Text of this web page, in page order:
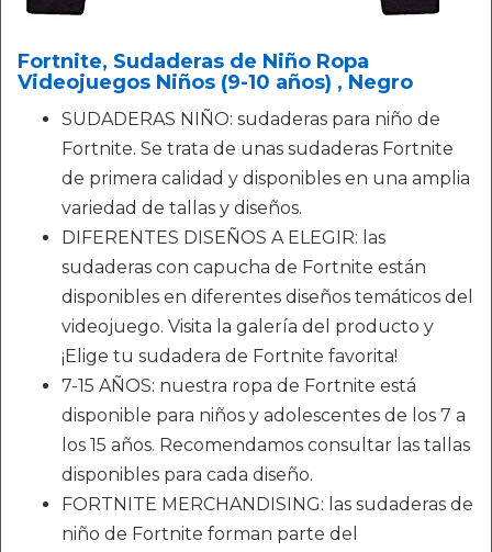
Fortnite, Sudaderas de Niño Ropa
Videojuegos Niños (9-10 años) , Negro
SUDADERAS NIÑO: sudaderas para niño de
Fortnite. Se trata de unas sudaderas Fortnite
de primera calidad y disponibles en una amplia
variedad de tallas y diseños.
DIFERENTES DISEÑOS A ELEGIR: las
sudaderas con capucha de Fortnite están
disponibles en diferentes diseños temáticos del
videojuego. Visita la galería del producto y
¡Elige tu sudadera de Fortnite favorita!
7-15 AÑOS: nuestra ropa de Fortnite está
disponible para niños y adolescentes de los 7 a
los 15 años. Recomendamos consultar las tallas
disponibles para cada diseño.
FORTNITE MERCHANDISING: las sudaderas de
niño de Fortnite forman parte del